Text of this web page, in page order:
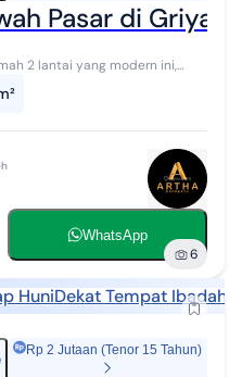
Pasar di Griya
yang menambah nilai estetika
WhatsApp
6
HuniDekat Tempat Ibadah
Rp 2 Jutaan (Tenor 15 Tahun)